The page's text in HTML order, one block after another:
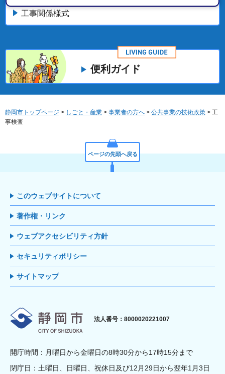
工事関係様式
便利ガイド
静岡市トップページ > しごと・産業 > 事業者の方へ > 公共事業の技術政策 > 工
事検査
ページの先頭へ戻る
このウェブサイトについて
著作権・リンク
ウェブアクセシビリティ方針
セキュリティポリシー
サイトマップ
静岡市
法人番号：8000020221007
開庁時間：月曜日から金曜日の8時30分から17時15分まで
閉庁日：土曜日、日曜日、祝休日及び12月29日から翌年1月3日